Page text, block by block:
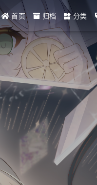
首页 归档 分类